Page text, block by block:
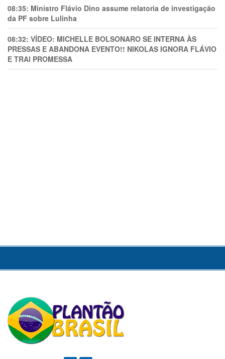
08:35: Ministro Flávio Dino assume relatoria de investigação
da PF sobre Lulinha
08:32: VÍDEO: MICHELLE BOLSONARO SE INTERNA ÀS
PRESSAS E ABANDONA EVENTO!! NIKOLAS IGNORA FLÁVIO
E TRAl PROMESSA